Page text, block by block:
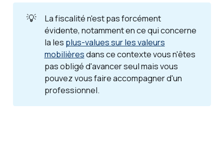
💡
La fiscalité n'est pas forcément
évidente, notamment en ce qui concerne
la les plus-values sur les valeurs
mobilièresdans ce contexte vous n'êtes
pas obligé d'avancer seul mais vous
pouvez vous faire accompagner d'un
professionnel.